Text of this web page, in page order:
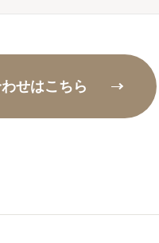
せはこちら